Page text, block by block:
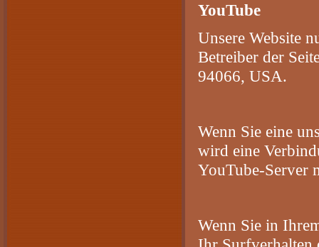
YouTube
Unsere Website
Betreiber der
94066, USA.
Wenn Sie eine
wird eine
YouTube-Server
Wenn Sie in